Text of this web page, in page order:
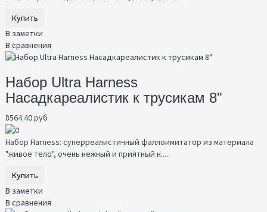
Купить
В заметки
В сравнения
Набор Ultra Harness
Насадкареалистик к трусикам 8"
8564.40 руб
Набор Harness: суперреалистичный фаллоимитатор из материала
"живое тело", очень нежный и приятный н.....
Купить
В заметки
В сравнения